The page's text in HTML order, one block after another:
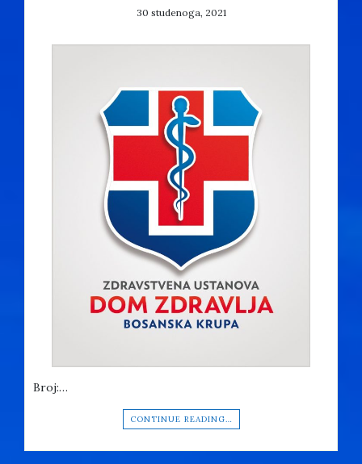
30 studenoga, 2021
Broj:…
CONTINUE READING…